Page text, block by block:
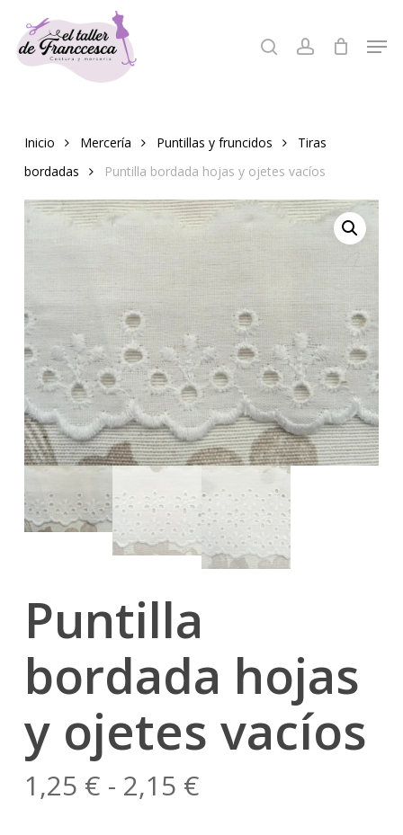
main
search account
Inicio Mercería Puntillas y fruncidos
Tiras
bordadas
Puntilla bordada hojas y ojetes vacíos
Puntilla
bordada hojas
y ojetes vacíos
1,25 € - 2,15 €Rango
Close